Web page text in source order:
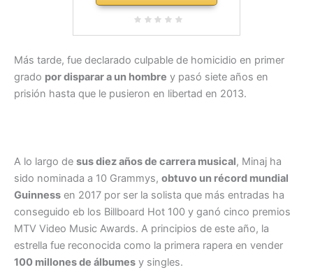
Más tarde, fue declarado culpable de homicidio en primer
grado por disparar a un hombre y pasó siete años en
prisión hasta que le pusieron en libertad en 2013.
A lo largo de sus diez años de carrera musical, Minaj ha
sido nominada a 10 Grammys, obtuvo un récord mundial
Guinness en 2017 por ser la solista que más entradas ha
conseguido eb los Billboard Hot 100 y ganó cinco premios
MTV Video Music Awards. A principios de este año, la
estrella fue reconocida como la primera rapera en vender
100 millones de álbumes y singles.